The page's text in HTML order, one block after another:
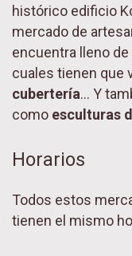
histórico edificio
mercado de
encuentra lleno
cuales tienen que
cubertería… Y
como esculturas
Horarios
Todos estos
tienen el mismo